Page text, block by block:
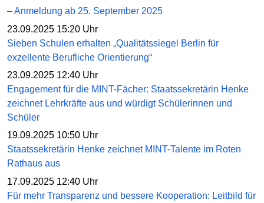
– Anmeldung ab 25. September 2025
23.09.2025 15:20 Uhr
Sieben Schulen erhalten „Qualitätssiegel Berlin für
exzellente Berufliche Orientierung“
23.09.2025 12:40 Uhr
Engagement für die MINT-Fächer: Staatssekretärin Henke
zeichnet Lehrkräfte aus und würdigt Schülerinnen und
Schüler
19.09.2025 10:50 Uhr
Staatssekretärin Henke zeichnet MINT-Talente im Roten
Rathaus aus
17.09.2025 12:40 Uhr
Für mehr Transparenz und bessere Kooperation: Leitbild für